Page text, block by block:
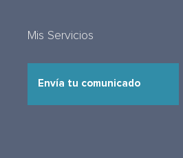
Mis Servicios
Envía tu comunicado